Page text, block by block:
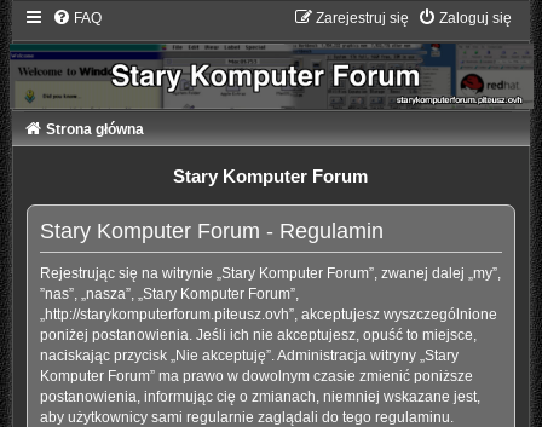
FAQ Zaloguj się
Zarejestruj się
Strona główna
Stary Komputer Forum
Stary Komputer Forum - Regulamin
Rejestrując się na witrynie „Stary Komputer Forum”, zwanej dalej „my”,
”nas”, „nasza”, „Stary Komputer Forum”,
„http://starykomputerforum.piteusz.ovh”, akceptujesz wyszczególnione
poniżej postanowienia. Jeśli ich nie akceptujesz, opuść to miejsce,
naciskając przycisk „Nie akceptuję”. Administracja witryny „Stary
Komputer Forum” ma prawo w dowolnym czasie zmienić poniższe
postanowienia, informując cię o zmianach, niemniej wskazane jest,
aby użytkownicy sami regularnie zaglądali do tego regulaminu.